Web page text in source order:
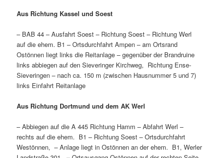
Aus Richtung Kassel und Soest
– BAB 44 – Ausfahrt Soest – Richtung Soest – Richtung Werl
auf die ehem. B1 – Ortsdurchfahrt Ampen – am Ortsrand
Ostönnen liegt links die Reitanlage – gegenüber der Brandruine
links abbiegen auf den Sieveringer Kirchweg, Richtung Ense-
Sieveringen – nach ca. 150 m (zwischen Hausnummer 5 und 7)
links Einfahrt Reitanlage
Aus Richtung Dortmund und dem AK Werl
– Abbiegen auf die A 445 Richtung Hamm – Abfahrt Werl –
rechts auf die ehem. B1 – Richtung Soest – Ortsdurchfahrt
Westönnen, – Anlage liegt in Ostönnen an der ehem. B1, Werler